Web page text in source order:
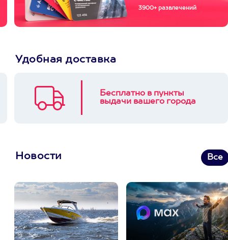
3900+ развлечений
Удобная доставка
Бесплатно в пункты
выдачи вашего города
Новости Все